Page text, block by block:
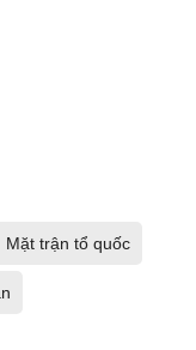
Mặt trận tổ quốc